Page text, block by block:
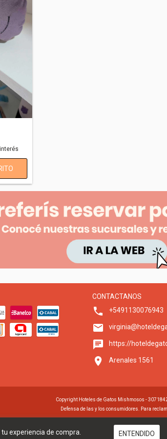
experiencia de compra. ENTENDIDO
CONTACTANOS
+5491130076943
https://
Arenales 1561
Copyright Hoteles de Gatos Mishmosos -
Defensa de las y los consumidores. Para